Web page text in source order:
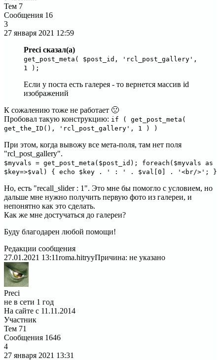
Тем 7
Сообщения 16
3
27 января 2021 12:59
Preci сказал(а)
get_post_meta( $post_id, 'rcl_post_gallery',
1 );
Если у поста есть галерея - то вернется массив id
изображений
К сожалению тоже не работает 🙁
Пробовал такую конструкцию: if ( get_post_meta(
get_the_ID(), 'rcl_post_gallery', 1 ) )
При этом, когда вывожу все мета-поля, там нет поля
"rcl_post_gallery".
$myvals = get_post_meta($post_id); foreach($myvals as
$key=>$val) { echo $key . ' : ' . $val[0] . '<br/>'; }
Но, есть "recall_slider : 1". Это мне бы помогло с условием, но
дальше мне нужно получить первую фото из галереи, и
непонятно как это сделать.
Как же мне достучаться до галереи?
Буду благодарен любой помощи!
Редакции сообщения
27.01.2021 13:11roma.hitryyПричина: не указано
Preci
не в сети 1 год
На сайте с 11.11.2014
Участник
Тем 71
Сообщения 1646
4
27 января 2021 13:31